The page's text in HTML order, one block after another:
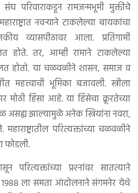
परिवाराकडून रामजन्मभूमी मुक्तीचे
नवर्‍याने टाकलेल्या बायकांचा
व्यासपीठावर आला. प्रतिगामी
होते. तर, आम्ही रामाने टाकलेल्या
होतो. या चळवळीने शासन, समाज व
महत्त्वाची भूमिका बजावली. स्त्रीला
मोठी हिंसा आहे. या हिंसेचा क्रूरतेच्या
असह्य झाल्यामुळे अनेक स्त्रियांना नवरा,
परित्यक्तांच्या चळवळीने
फोडली.
परित्यक्तांच्या प्रश्‍नांवर सातत्याने
ला समता आंदोलनाने संगमनेर येथे